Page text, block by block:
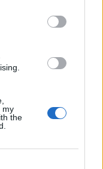
my
the